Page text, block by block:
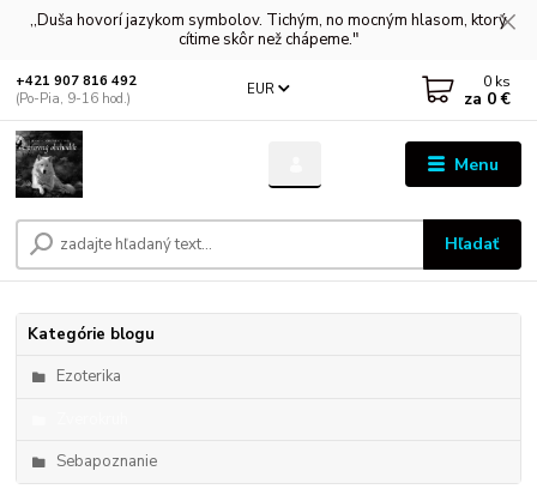
,,Duša hovorí jazykom symbolov. Tichým, no mocným hlasom, ktorý
cítime skôr než chápeme."
Menu
EUR
Hľadať
+421 907 816 492
(Po-Pia, 9-16 hod.)
0 ks
za 0 €
Kategórie blogu
Ezoterika
Sebapoznanie